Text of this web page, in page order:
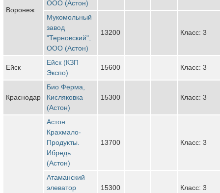
Воронеж
ООО (Астон)
Мукомольный
завод
"Терновский",
ООО (Астон)
13200 Класс: 3
Ейск
Ейск (КЗП
Экспо)
15600 Класс: 3
Краснодар
Био Ферма,
Кисляковка
(Астон)
15300 Класс: 3
Астон
Крахмало-
Продукты.
Ибредь
(Астон)
13700 Класс: 3
Атаманский
элеватор
15300 Класс: 3